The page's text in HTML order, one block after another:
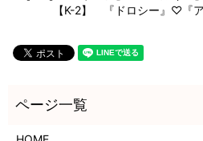
【K-2】 『ドロシー』♡『